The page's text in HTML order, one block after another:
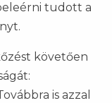
tudott a
követően
is azzal